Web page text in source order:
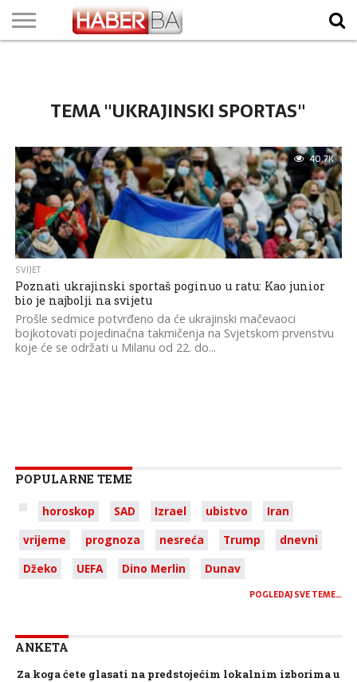
TEMA "UKRAJINSKI SPORTAS"
40.7K
SVIJET
Poznati ukrajinski sportaš poginuo u ratu: Kao junior
bio je najbolji na svijetu
Prošle sedmice potvrđeno da će ukrajinski mačevaoci
bojkotovati pojedinačna takmičenja na Svjetskom prvenstvu
koje će se održati u Milanu od 22. do...
POPULARNE TEME
horoskop SAD Izrael ubistvo
Iran
vrijeme
prognoza nesreća Trump
dnevni
Džeko
UEFA Dino Merlin Dunav
POGLEDAJ SVE TEME…
ANKETA
Za koga ćete glasati na predstojećim lokalnim izborima u